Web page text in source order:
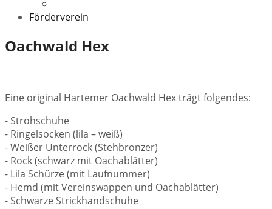
Förderverein
Oachwald Hex
Eine original Hartemer Oachwald Hex trägt folgendes:
- Strohschuhe
- Ringelsocken (lila – weiß)
- Weißer Unterrock (Stehbronzer)
- Rock (schwarz mit Oachablätter)
- Lila Schürze (mit Laufnummer)
- Hemd (mit Vereinswappen und Oachablätter)
- Schwarze Strickhandschuhe